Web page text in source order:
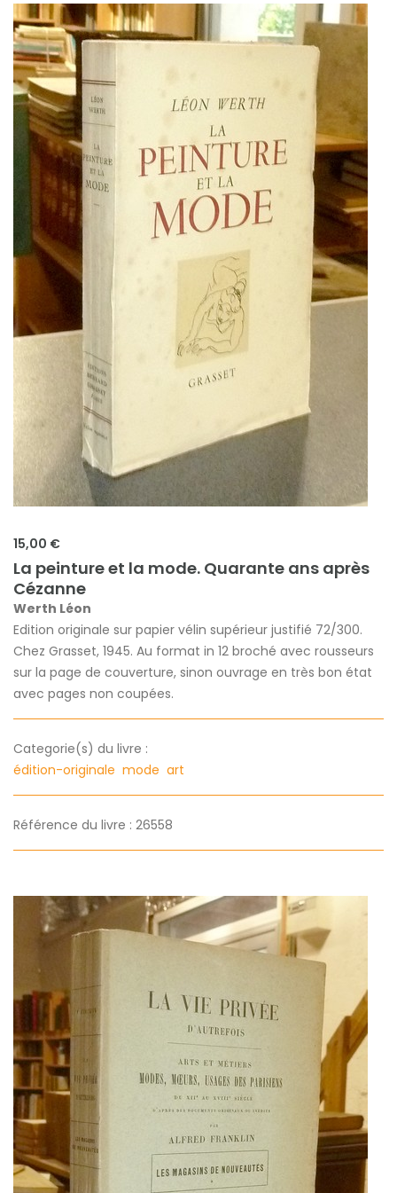
15,00 €
La peinture et la mode. Quarante ans après
Cézanne
Werth Léon
Edition originale sur papier vélin supérieur justifié 72/300.
Chez Grasset, 1945. Au format in 12 broché avec rousseurs
sur la page de couverture, sinon ouvrage en très bon état
avec pages non coupées.
Categorie(s) du livre :
édition-originale mode art
Référence du livre : 26558